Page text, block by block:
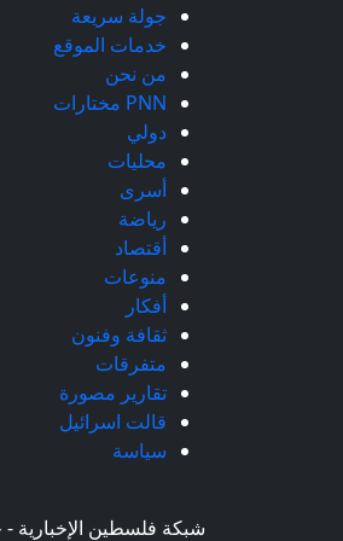
جولة سريعة
خدمات الموقع
من نحن
PNN مختارات
دولي
محليات
أسرى
رياضة
أقتصاد
منوعات
أفكار
ثقافة وفنون
متفرقات
تقارير مصورة
قالت اسرائيل
سياسة
شبكة فلسطين الإخبارية -